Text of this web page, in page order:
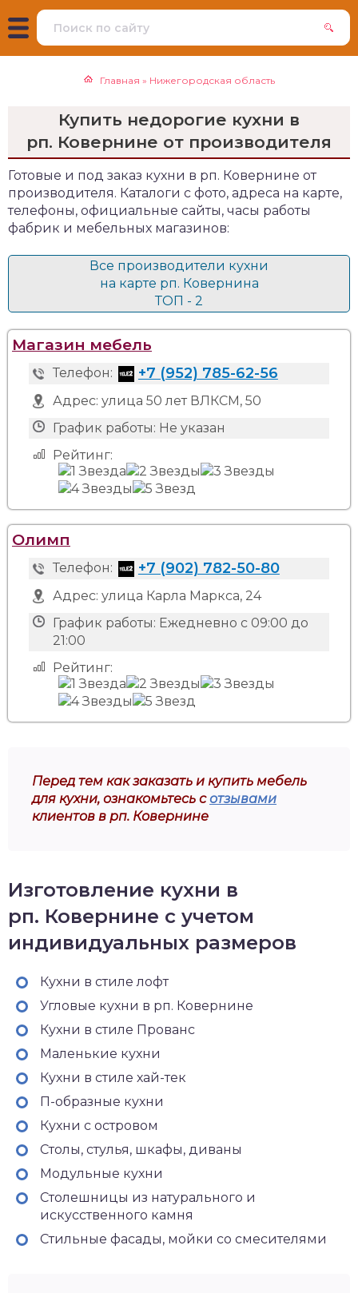
Главная » Нижегородская область
Купить недорогие кухни в
рп. Ковернине от производителя
Готовые и под заказ кухни в рп. Ковернине от
производителя. Каталоги с фото, адреса на карте,
телефоны, официальные сайты, часы работы
фабрик и мебельных магазинов:
Все производители кухни
на карте рп. Ковернина
ТОП - 2
Магазин мебель
Телефон: +7 (952) 785-62-56
Адрес: улица 50 лет ВЛКСМ, 50
График работы: Не указан
Рейтинг:
Олимп
Телефон: +7 (902) 782-50-80
Адрес: улица Карла Маркса, 24
График работы: Ежедневно с 09:00 до
21:00
Рейтинг:
Перед тем как заказать и купить мебель
для кухни, ознакомьтесь сотзывами
клиентов в рп. Ковернине
Изготовление кухни в
рп. Ковернине с учетом
индивидуальных размеров
Кухни в стиле лофт
Угловые кухни в рп. Ковернине
Кухни в стиле Прованс
Маленькие кухни
Кухни в стиле хай-тек
П-образные кухни
Кухни с островом
Столы, стулья, шкафы, диваны
Модульные кухни
Столешницы из натурального и
искусственного камня
Стильные фасады, мойки со смесителями